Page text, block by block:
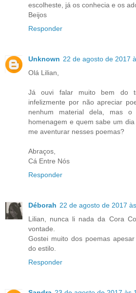
escolheste, já os conhecia e os
Beijos
Responder
Unknown 22 de agosto de 2017
Olá Lilian,
Já ouvi falar muito bem do
infelizmente por não apreciar
nenhum material dela, mas
homenagem e quem sabe um
me aventurar nesses poemas?
Abraços,
Cá Entre Nós
Responder
Déborah 22 de agosto de 2017
Lilian, nunca li nada da Cora
vontade.
Gostei muito dos poemas
do estilo.
Responder